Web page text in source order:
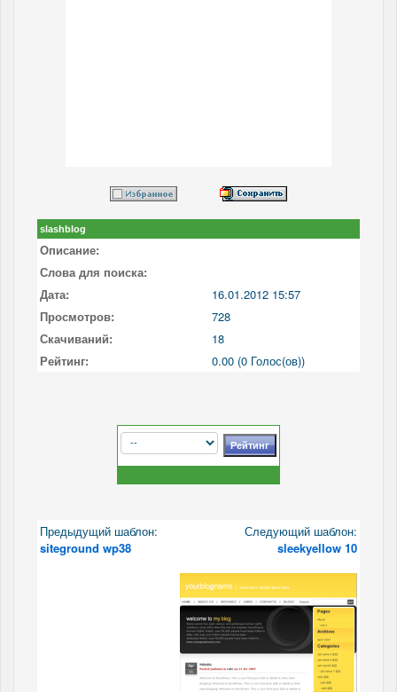
slashblog
Описание:
Слова для поиска:
Дата:
16.01.2012 15:57
Просмотров:
728
Скачиваний:
18
Рейтинг:
0.00 (0 Голос(ов))
Предыдущий шаблон:
siteground wp38
Следующий шаблон:
sleekyellow 10